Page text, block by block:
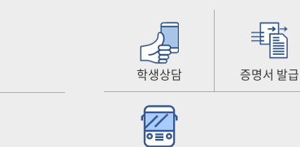
학생상담 증명서 발급